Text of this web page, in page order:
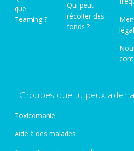
que
Teaming ?
Qui peut
récolter des
fonds ?
Groupes que tu peux aider
Toxicomanie
Aide à des malades